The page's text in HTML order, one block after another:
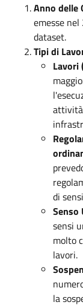
Anno delle
emesse
dataset.
Tipi di
Lavori
di
Senso
sensi
molto
lavori.
la